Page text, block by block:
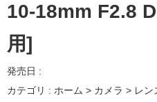
10-18mm F2.8
用]
発売日 :
カテゴリ : ホーム > カメラ > レン